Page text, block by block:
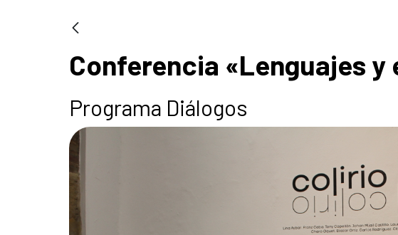
Conferencia «Lenguajes
Programa Diálogos